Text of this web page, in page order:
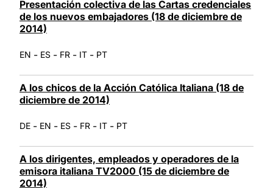
Presentación colectiva de las Cartas credenciales
de los nuevos embajadores (18 de diciembre de
2014)
EN - ES - FR - IT - PT
A los chicos de la Acción Católica Italiana (18 de
diciembre de 2014)
DE - EN - ES - FR - IT - PT
A los dirigentes, empleados y operadores de la
emisora italiana TV2000 (15 de diciembre de
2014)